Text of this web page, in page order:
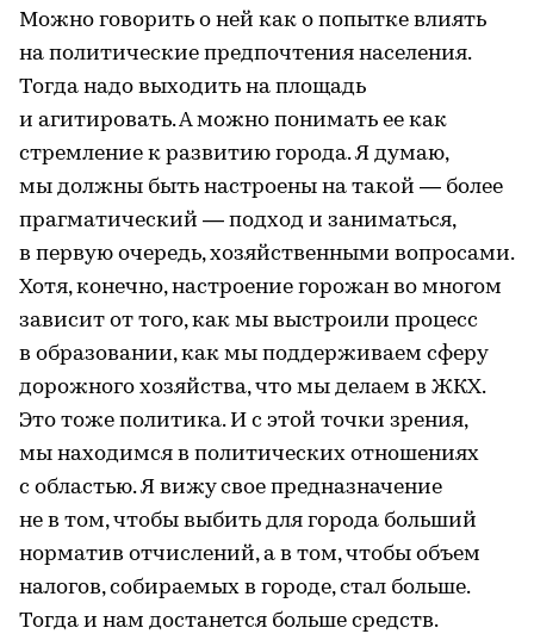
Можно говорить о ней как о попытке влиять
на политические предпочтения населения.
Тогда надо выходить на площадь
и агитировать. А можно понимать ее как
стремление к развитию города. Я думаю,
мы должны быть настроены на такой — более
прагматический — подход и заниматься,
в первую очередь, хозяйственными вопросами.
Хотя, конечно, настроение горожан во многом
зависит от того, как мы выстроили процесс
в образовании, как мы поддерживаем сферу
дорожного хозяйства, что мы делаем в ЖКХ.
Это тоже политика. И с этой точки зрения,
мы находимся в политических отношениях
с областью. Я вижу свое предназначение
не в том, чтобы выбить для города больший
норматив отчислений, а в том, чтобы объем
налогов, собираемых в городе, стал больше.
Тогда и нам достанется больше средств.